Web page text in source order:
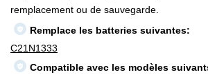
remplacement ou de sauvegarde.
Remplace les batteries suivantes:
C21N1333
Compatible avec les modèles